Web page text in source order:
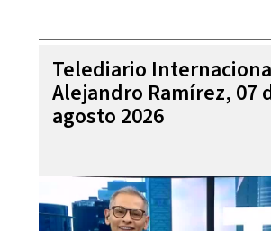
Telediario
Alejandro Ramírez, 07
agosto 2026